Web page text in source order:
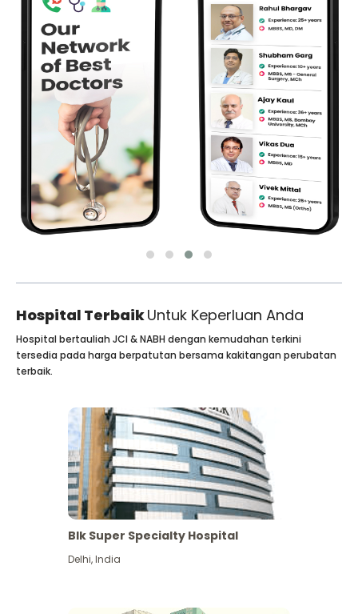
Hospital TerbaikUntuk Keperluan Anda
Hospital bertauliah JCI & NABH dengan kemudahan terkini
tersedia pada harga berpatutan bersama kakitangan perubatan
terbaik.
Blk Super Specialty Hospital
Delhi,India